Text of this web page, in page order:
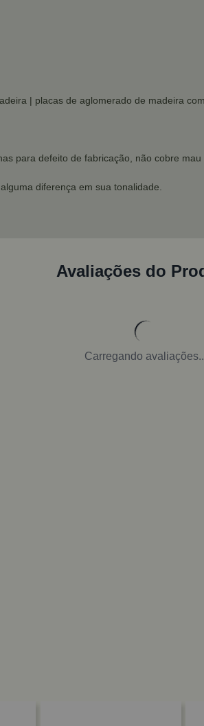
| placas de aglomerado de madeira
para defeito de fabricação, não cobre mau
diferença em sua tonalidade.
Avaliações do
Carregando